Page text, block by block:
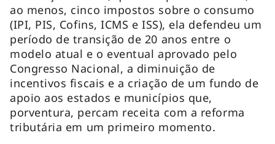
ao menos, cinco impostos sobre o consumo
(IPI, PIS, Cofins, ICMS e ISS), ela defendeu um
período de transição de 20 anos entre o
modelo atual e o eventual aprovado pelo
Congresso Nacional, a diminuição de
incentivos fiscais e a criação de um fundo de
apoio aos estados e municípios que,
porventura, percam receita com a reforma
tributária em um primeiro momento.